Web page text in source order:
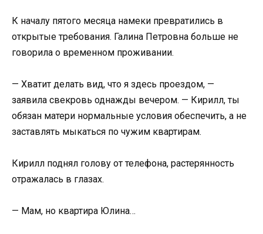
К началу пятого месяца намеки превратились в
открытые требования. Галина Петровна больше не
говорила о временном проживании.
— Хватит делать вид, что я здесь проездом, —
заявила свекровь однажды вечером. — Кирилл, ты
обязан матери нормальные условия обеспечить, а не
заставлять мыкаться по чужим квартирам.
Кирилл поднял голову от телефона, растерянность
отражалась в глазах.
— Мам, но квартира Юлина…